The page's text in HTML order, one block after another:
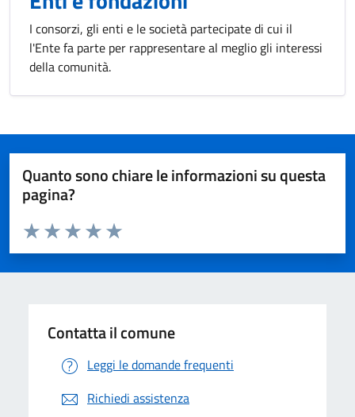
I consorzi, gli enti e le società partecipate di cui il
l'Ente fa parte per rappresentare al meglio gli interessi
della comunità.
Quanto sono chiare le informazioni su questa
pagina?
Valuta da 1 a 5 stelle la pagina
Valuta 5 stelle su 5
Valuta 4 stelle su 5
Valuta 3 stelle su 5
Valuta 2 stelle su 5
Valuta 1 stelle su 5
Contatta il comune
Leggi le domande frequenti
Richiedi assistenza